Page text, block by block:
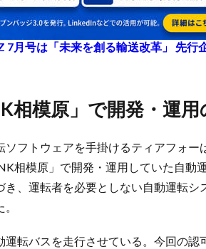
7月号は「未来を創る輸送改革」 先行
相模原」で開発・運
ソフトウェアを手掛けるティアフォ
相模原」で開発・運用していた自動
き、運転者を必要としない自動運転
運転バスを走行させている。今回の認